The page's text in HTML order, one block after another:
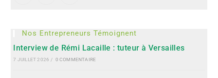
Nos Entrepreneurs Témoignent
Interview de Rémi Lacaille : tuteur à Versailles
7 JUILLET 2026 / 0 COMMENTAIRE